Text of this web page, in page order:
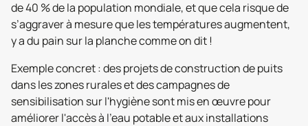
de 40 % de la population mondiale, et que cela risque de
s’aggraver à mesure que les températures augmentent,
y a du pain sur la planche comme on dit !
Exemple concret : des projets de construction de puits
dans les zones rurales et des campagnes de
sensibilisation sur l'hygiène sont mis en œuvre pour
améliorer l'accès à l'eau potable et aux installations